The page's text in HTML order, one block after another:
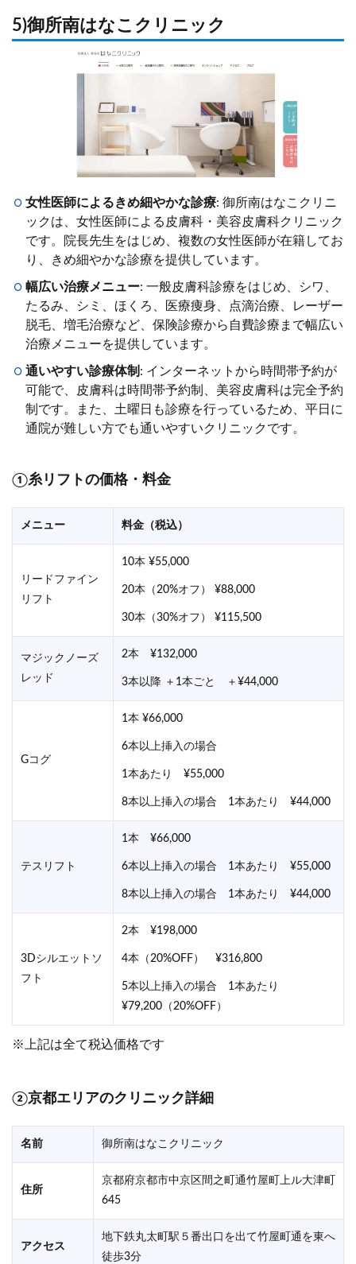
5)御所南はなこクリニック
女性医師によるきめ細やかな診療: 御所南はなこクリニ
ックは、女性医師による皮膚科・美容皮膚科クリニック
です。院長先生をはじめ、複数の女性医師が在籍してお
り、きめ細やかな診療を提供しています。
幅広い治療メニュー: 一般皮膚科診療をはじめ、シワ、
たるみ、シミ、ほくろ、医療痩身、点滴治療、レーザー
脱毛、増毛治療など、保険診療から自費診療まで幅広い
治療メニューを提供しています。
通いやすい診療体制 : インターネットから時間帯予約が
可能で、皮膚科は時間帯予約制、美容皮膚科は完全予約
制です。また、土曜日も診療を行っているため、平日に
通院が難しい方でも通いやすいクリニックです。
①糸リフトの価格・料金
メニュー 料金（税込）
リードファイン
リフト
10本 ¥55,000
20本（20%オフ） ¥88,000
30本（30%オフ） ¥115,500
マジックノーズ
レッド
2本 ¥132,000
3本以降 ＋1本ごと ＋¥44,000
Gコグ
1本 ¥66,000
6本以上挿入の場合
1本あたり ¥55,000
8本以上挿入の場合 1本あたり ¥44,000
テスリフト
1本 ¥66,000
6本以上挿入の場合 1本あたり ¥55,000
8本以上挿入の場合 1本あたり ¥44,000
3Dシルエットソ
フト
2本 ¥198,000
4本（20%OFF） ¥316,800
5本以上挿入の場合 1本あたり
¥79,200（20%OFF）
※上記は全て税込価格です
②京都エリアのクリニック詳細
名前 御所南はなこクリニック
住所
京都府京都市中京区間之町通竹屋町上ル大津町
645
アクセス
地下鉄丸太町駅５番出口を出て竹屋町通を東へ
徒歩3分